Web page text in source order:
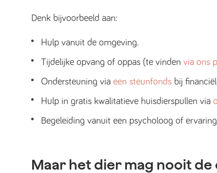
Denk bijvoorbeeld aan:
Hulp vanuit de omgeving.
Tijdelijke opvang of oppas (te vinden via ons
Ondersteuning via een steunfonds bij
Hulp in gratis kwalitatieve huisdierspullen via
Begeleiding vanuit een psycholoog of
Maar het dier mag nooit